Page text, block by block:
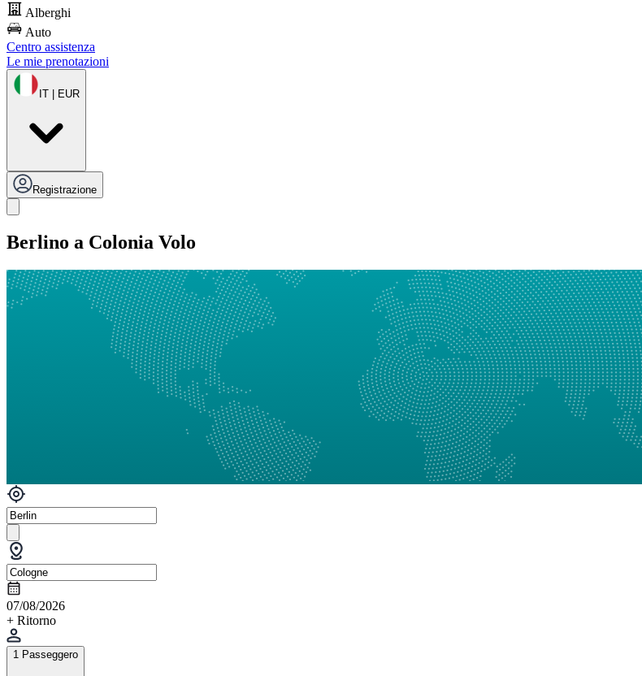
Alberghi
Auto
Centro assistenza
Le mie prenotazioni
IT | EUR
Registrazione
Berlino a Colonia Volo
07/08/2026
+ Ritorno
1 Passeggero